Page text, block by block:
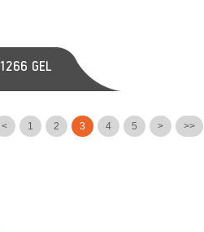
1266 GEL
< 1 2 3 4 5 > >>